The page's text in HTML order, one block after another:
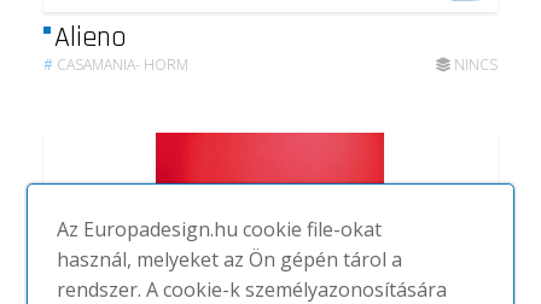
Alieno
# CASAMANIA- HORM NINCS
Az Europadesign.hu cookie file-okat
használ, melyeket az Ön gépén tárol a
rendszer. A cookie-k személyazonosítására